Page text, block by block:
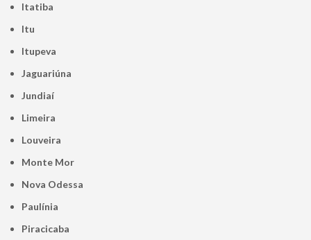
Itatiba
Itu
Itupeva
Jaguariúna
Jundiaí
Limeira
Louveira
Monte Mor
Nova Odessa
Paulínia
Piracicaba